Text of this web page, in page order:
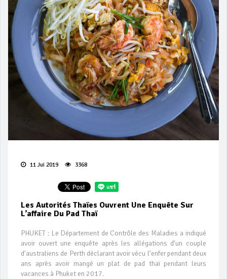
11 Jui 2019 3368
Les Autorités Thaïes Ouvrent Une Enquête Sur
L’affaire Du Pad Thaï
PHUKET : Le Département de Contrôle des Maladies a indiqué
avoir ouvert une enquête après les allégations d’un couple
d'australiens de Perth déclarant avoir vécu l’enfer pendant deux
ans après avoir mangé un plat de pad thaï pendant leurs
vacances à Phuket en 2017.